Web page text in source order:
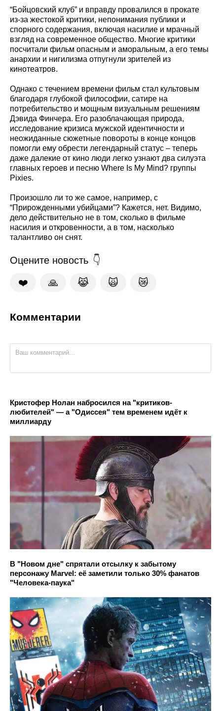
“Бойцовский клуб” и вправду провалился в прокате
из-за жестокой критики, непонимания публики и
спорного содержания, включая насилие и мрачный
взгляд на современное общество. Многие критики
посчитали фильм опасным и аморальным, а его темы
анархии и нигилизма отпугнули зрителей из
кинотеатров.
Однако с течением времени фильм стал культовым
благодаря глубокой философии, сатире на
потребительство и мощным визуальным решениям
Дэвида Финчера. Его разоблачающая природа,
исследование кризиса мужской идентичности и
неожиданные сюжетные повороты в конце концов
помогли ему обрести легендарный статус – теперь
даже далекие от кино люди легко узнают два силуэта
главных героев и песню Where Is My Mind? группы
Pixies.
Произошло ли то же самое, например, с
“Прирожденными убийцами”? Кажется, нет. Видимо,
дело действительно не в том, сколько в фильме
насилия и откровенности, а в том, насколько
талантливо он снят.
Оцените новость
❤️ 🙏 😹 🙀 😿
Комментарии
Кристофер Нолан набросился на "критиков-
любителей" — а "Одиссея" тем временем идёт к
миллиарду
В "Новом дне" спрятали отсылку к забытому
персонажу Marvel: её заметили только 30% фанатов
"Человека-паука"